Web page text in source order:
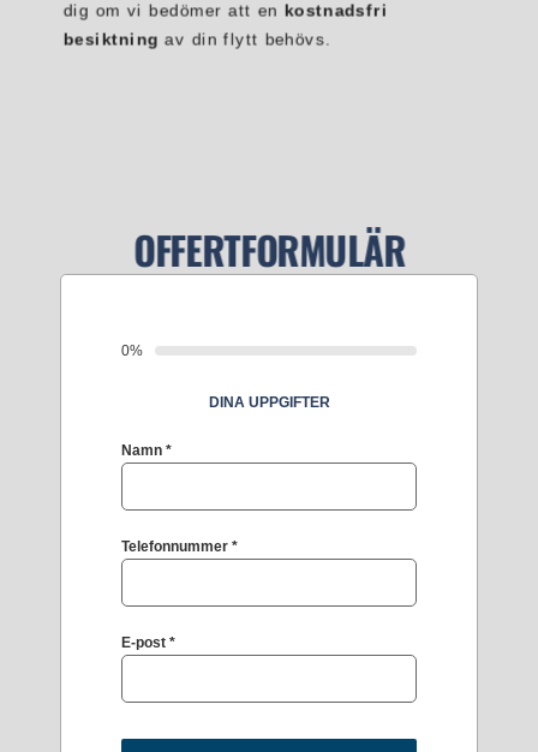
dig om vi bedömer att en kostnadsfri
besiktning av din flytt behövs.
OFFERTFORMULÄR
0%
DINA UPPGIFTER
Namn *
Telefonnummer *
E-post *